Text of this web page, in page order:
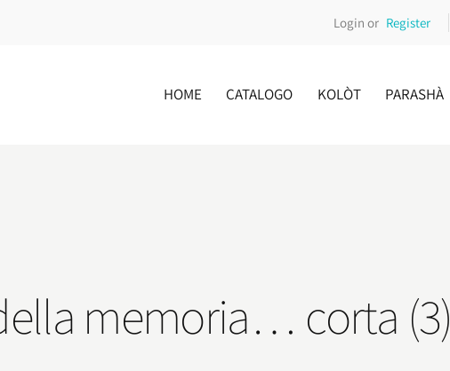
Login or Register
HOME CATALOGO KOLÒT PARASHÀ
memoria… corta (3)